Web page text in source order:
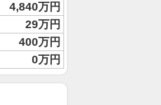
4,840万円
29万円
400万円
0万円